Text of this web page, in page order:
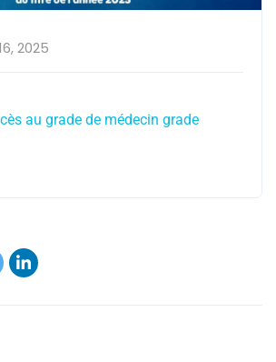
2025
au grade de médecin grade